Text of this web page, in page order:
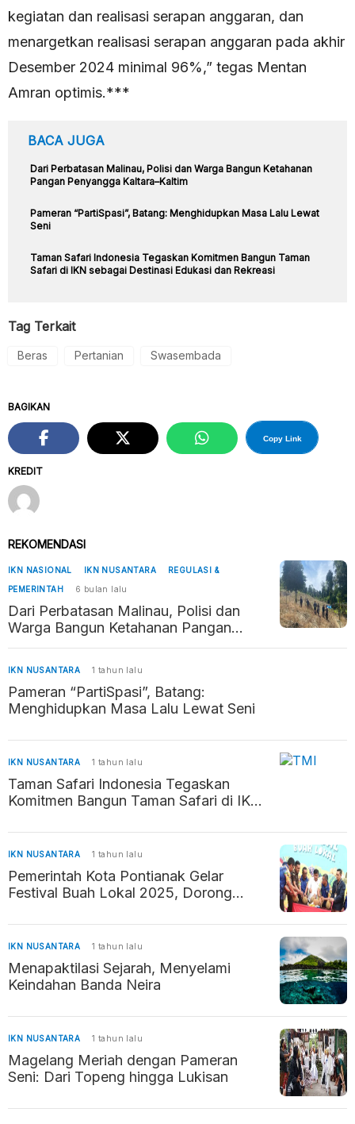
kegiatan dan realisasi serapan anggaran, dan
menargetkan realisasi serapan anggaran pada akhir
Desember 2024 minimal 96%,” tegas Mentan
Amran optimis.***
BACA JUGA
Dari Perbatasan Malinau, Polisi dan Warga Bangun Ketahanan
Pangan Penyangga Kaltara–Kaltim
Pameran “PartiSpasi”, Batang: Menghidupkan Masa Lalu Lewat
Seni
Taman Safari Indonesia Tegaskan Komitmen Bangun Taman
Safari di IKN sebagai Destinasi Edukasi dan Rekreasi
Tag Terkait
Beras Pertanian Swasembada
KREDIT
BAGIKAN
Copy Link
REKOMENDASI
IKN NASIONAL IKN NUSANTARA
REGULASI &
PEMERINTAH
6 bulan lalu
Dari Perbatasan Malinau, Polisi dan
Warga Bangun Ketahanan Pangan
Penyangga Kaltara–Kaltim
IKN NUSANTARA 1 tahun lalu
Pameran “PartiSpasi”, Batang:
Menghidupkan Masa Lalu Lewat Seni
IKN NUSANTARA 1 tahun lalu
Taman Safari Indonesia Tegaskan
Komitmen Bangun Taman Safari di IKN
IKN NUSANTARA 1 tahun lalu
Pemerintah Kota Pontianak Gelar
Festival Buah Lokal 2025, Dorong
IKN NUSANTARA 1 tahun lalu
Menapaktilasi Sejarah, Menyelami
Keindahan Banda Neira
IKN NUSANTARA 1 tahun lalu
Magelang Meriah dengan Pameran
Seni: Dari Topeng hingga Lukisan